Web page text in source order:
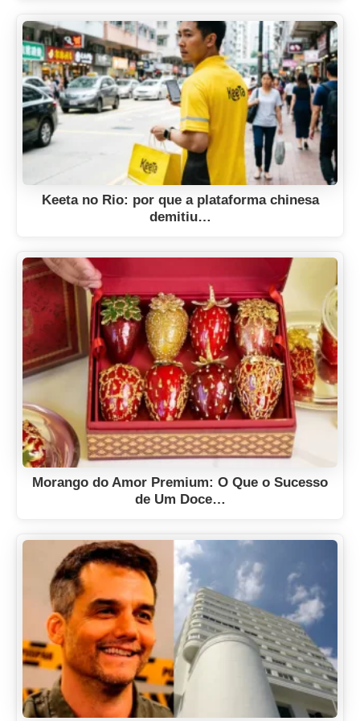
Keeta no Rio: por que a plataforma chinesa
demitiu…
Morango do Amor Premium: O Que o Sucesso
de Um Doce…